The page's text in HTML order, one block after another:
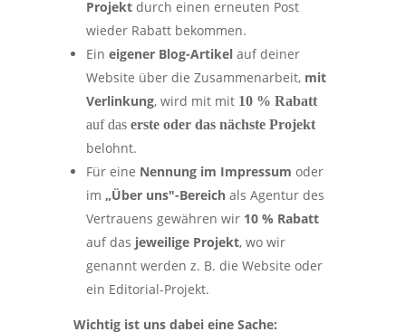
Projektdurch einen erneuten Post
wieder Rabatt bekommen.
Ein eigener Blog-Artikelauf deiner
Website über die Zusammenarbeit, mit
Verlinkung, wird mit mit 10 % Rabatt
auf das erste oder das nächste Projekt
belohnt.
Für eine Nennung im Impressum oder
im „Über uns"-Bereichals Agentur des
Vertrauens gewähren wir 10 % Rabatt
auf das jeweilige Projekt, wo wir
genannt werden z. B. die Website oder
ein Editorial-Projekt.
Wichtig ist uns dabei eine Sache: